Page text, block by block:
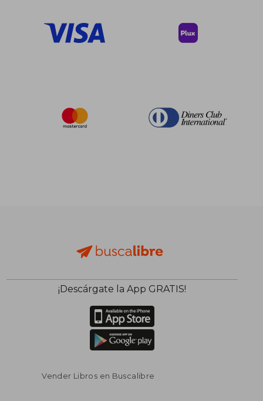
$ 184.33 45%
¡Descárgate la App GRATIS!
Vender Libros en Buscalibre